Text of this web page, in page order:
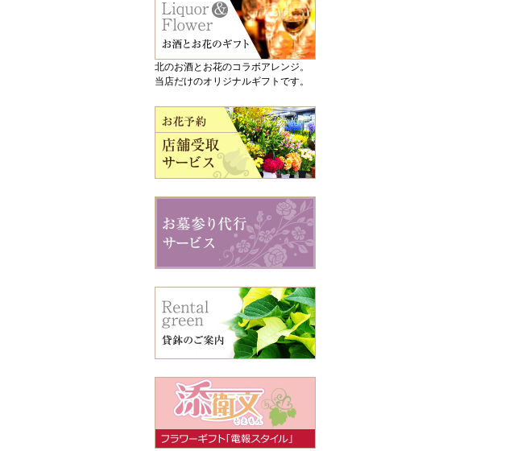
北のお酒とお花のコラボアレンジ。
当店だけのオリジナルギフトです。